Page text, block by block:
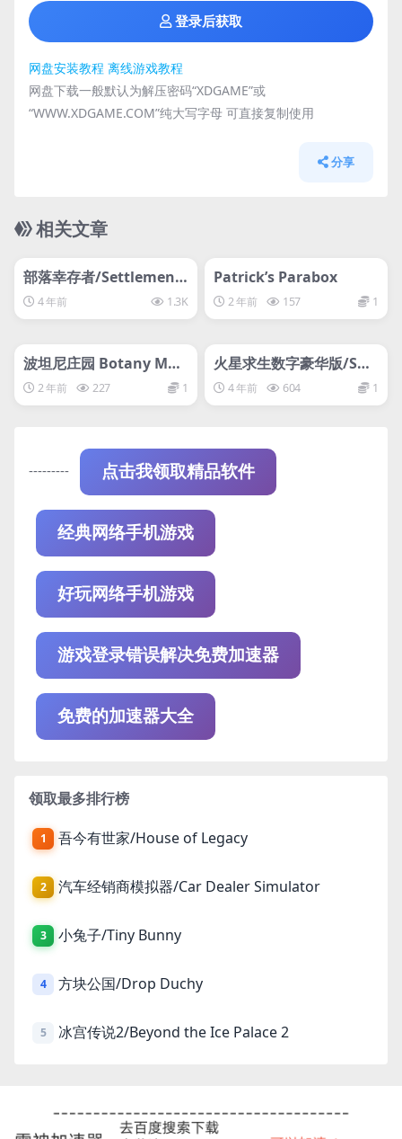
登录后获取
网盘安装教程 离线游戏教程
网盘下载一般默认为解压密码“XDGAME”或
“WWW.XDGAME.COM”纯大写字母 可直接复制使用
分享
相关文章
steam账号离线
部落幸存者/Settlement
Survival
4 年前 1.3K
steam账号离线
Patrick’s Parabox
2 年前 157 1
steam账号离线
波坦尼庄园 Botany Man
or 2 年前 227 1
steam账号离线
火星求生数字豪华版/Sur
viving Mars Digital Del
uxe Edition
4 年前 604 1
--------- 点击我领取精品软件
经典网络手机游戏
好玩网络手机游戏
游戏登录错误解决免费加速器
免费的加速器大全
领取最多排行榜
1 吾今有世家/House of Legacy
2 汽车经销商模拟器/Car Dealer Simulator
3 小兔子/Tiny Bunny
4 方块公国/Drop Duchy
5 冰宫传说2/Beyond the Ice Palace 2